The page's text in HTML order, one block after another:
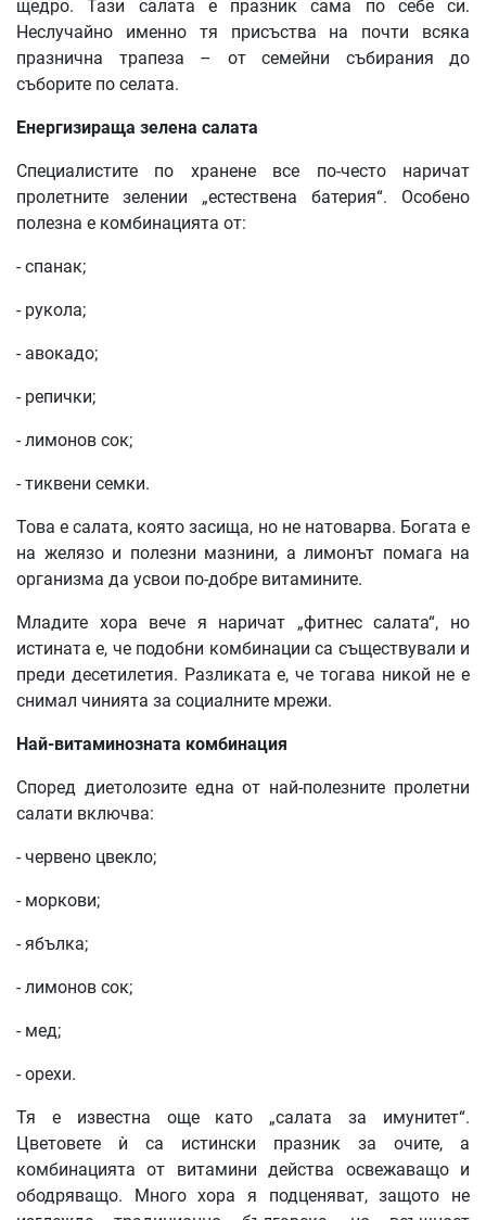
щедро. Тази салата е празник сама по себе си.
Неслучайно именно тя присъства на почти всяка
празнична трапеза – от семейни събирания до
съборите по селата.
Енергизираща зелена салата
Специалистите по хранене все по-често наричат
пролетните зелении „естествена батерия“. Особено
полезна е комбинацията от:
- спанак;
- рукола;
- авокадо;
- репички;
- лимонов сок;
- тиквени семки.
Това е салата, която засища, но не натоварва. Богата е
на желязо и полезни мазнини, а лимонът помага на
организма да усвои по-добре витамините.
Младите хора вече я наричат „фитнес салата“, но
истината е, че подобни комбинации са съществували и
преди десетилетия. Разликата е, че тогава никой не е
снимал чинията за социалните мрежи.
Най-витаминозната комбинация
Според диетолозите една от най-полезните пролетни
салати включва:
- червено цвекло;
- моркови;
- ябълка;
- лимонов сок;
- мед;
- орехи.
Тя е известна още като „салата за имунитет“.
Цветовете ѝ са истински празник за очите, а
комбинацията от витамини действа освежаващо и
ободряващо. Много хора я подценяват, защото не